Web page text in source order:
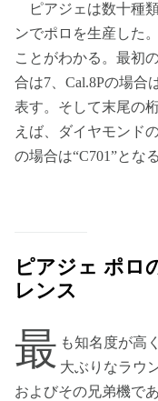
ピアジェは数十種
ンでポロを生産した
ことがわかる。最初
合は7、Cal.8Pの場合
表す。そして末尾の
えば、ダイヤモンド
の場合は“C701”となる
ピアジェ ポロ
レンス
最 も知名度が高
大ぶりなラウ
およびその兄弟機で